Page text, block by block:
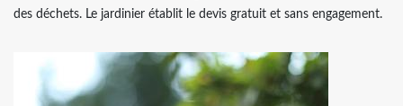
des déchets. Le jardinier établit le devis gratuit et sans engagement.